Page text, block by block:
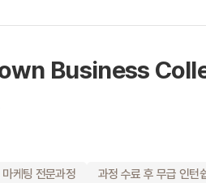
Business
케팅 전문과정 과정 수료 후 무급 인턴